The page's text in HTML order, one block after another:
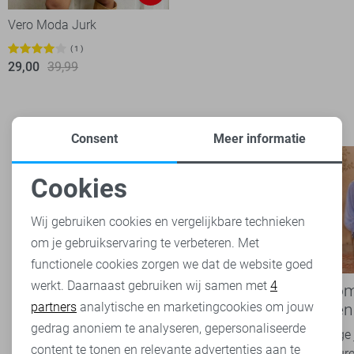
Vero Moda Jurk
1
29,00 39,99
Nieuwe Lady Day najaarscollectie
2026 bij Sans: stijl en comfort in
travelkwaliteit
Het najaar vraagt om kleding die comfortabel,
Boho
overal
Van luchtige
Noodzakelijke cookies
Personalisatie cookies
Analytische cookies
Marketing cookies
Consent Meer informatie
Cookies
Wij gebruiken cookies en vergelijkbare technieken
om je gebruikservaring te verbeteren. Met
functionele cookies zorgen we dat de website goed
werkt. Daarnaast gebruiken wij samen met 4
partners analytische en marketingcookies om jouw
gedrag anoniem te analyseren, gepersonaliseerde
content te tonen en relevante advertenties aan te